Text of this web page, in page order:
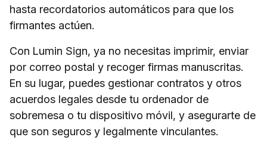
hasta recordatorios automáticos para que los
firmantes actúen.
Con Lumin Sign, ya no necesitas imprimir, enviar
por correo postal y recoger firmas manuscritas.
En su lugar, puedes gestionar contratos y otros
acuerdos legales desde tu ordenador de
sobremesa o tu dispositivo móvil, y asegurarte de
que son seguros y legalmente vinculantes.